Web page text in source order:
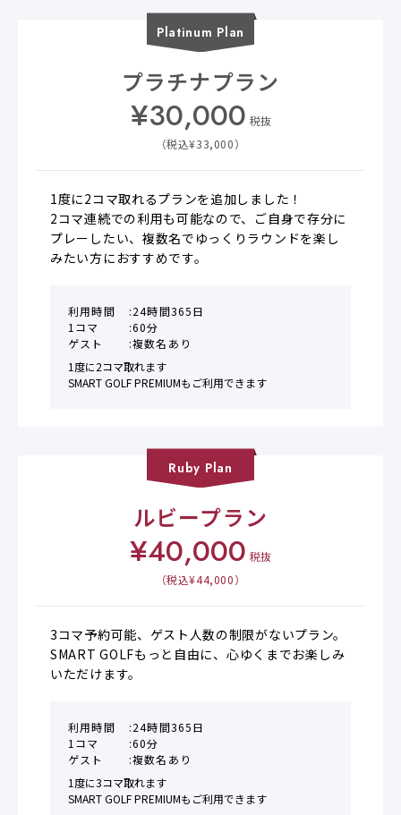
Platinum Plan
プラチナプラン
¥30,000 税抜
（税込¥33,000）
1度に2コマ取れるプランを追加しました！
2コマ連続での利用も可能なので、ご自身で存分に
プレーしたい、複数名でゆっくりラウンドを楽し
みたい方におすすめです。
利用時間
24時間365日
1コマ
60分
ゲスト
複数名あり
1度に2コマ取れます
SMART GOLF PREMIUMもご利用できます
Ruby Plan
ルビープラン
¥40,000 税抜
（税込¥44,000）
3コマ予約可能、ゲスト人数の制限がないプラン。
SMART GOLFもっと自由に、心ゆくまでお楽しみ
いただけます。
利用時間
24時間365日
1コマ
60分
ゲスト
複数名あり
1度に3コマ取れます
SMART GOLF PREMIUMもご利用できます